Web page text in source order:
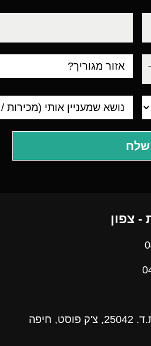
עיר
מגורים
- צפון
כתובת: שלמה בן יוסף 9, ת.ד. 25042, צ'ק פוסט, חיפה